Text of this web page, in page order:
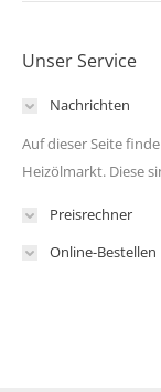
Unser Service
Nachrichten
Auf dieser Seite
Heizölmarkt. Diese
Preisrechner
Online-Bestellen